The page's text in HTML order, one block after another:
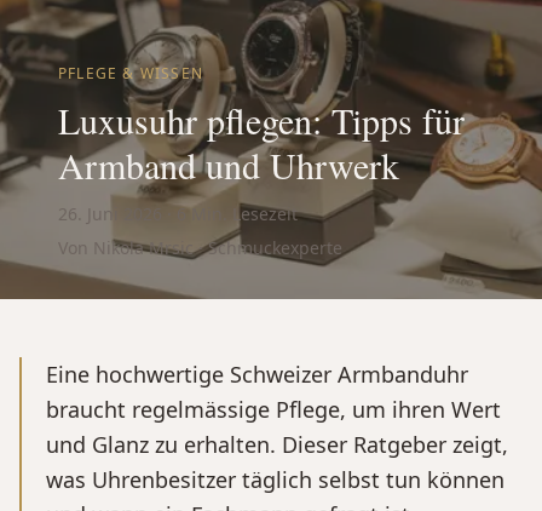
PFLEGE & WISSEN
Luxusuhr pflegen: Tipps für
Armband und Uhrwerk
26. Juni 2026 6Min. Lesezeit
Von Nikola Mrsic · Schmuckexperte
Eine hochwertige Schweizer Armbanduhr
braucht regelmässige Pflege, um ihren Wert
und Glanz zu erhalten. Dieser Ratgeber zeigt,
was Uhrenbesitzer täglich selbst tun können